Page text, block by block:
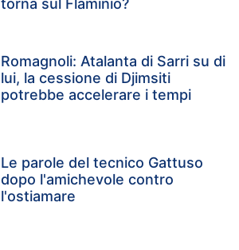
torna sul Flaminio?
Romagnoli: Atalanta di Sarri su di
lui, la cessione di Djimsiti
potrebbe accelerare i tempi
Le parole del tecnico Gattuso
dopo l'amichevole contro
l'ostiamare